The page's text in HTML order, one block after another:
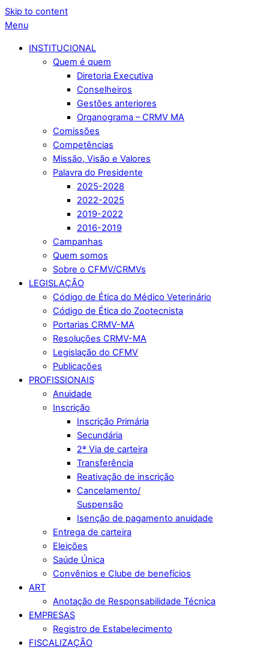
Skip to content
Menu
INSTITUCIONAL
Quem é quem
Diretoria Executiva
Conselheiros
Gestões anteriores
Organograma – CRMV MA
Comissões
Competências
Missão, Visão e Valores
Palavra do Presidente
2025-2028
2022-2025
2019-2022
2016-2019
Campanhas
Quem somos
Sobre o CFMV/CRMVs
LEGISLAÇÃO
Código de Ética do Médico Veterinário
Código de Ética do Zootecnista
Portarias CRMV-MA
Resoluções CRMV-MA
Legislação do CFMV
Publicações
PROFISSIONAIS
Anuidade
Inscrição
Inscrição Primária
Secundária
2ª Via de carteira
Transferência
Reativação de inscrição
Cancelamento/
Suspensão
Isenção de pagamento anuidade
Entrega de carteira
Eleições
Saúde Única
Convênios e Clube de benefícios
ART
Anotação de Responsabilidade Técnica
EMPRESAS
Registro de Estabelecimento
FISCALIZAÇÃO